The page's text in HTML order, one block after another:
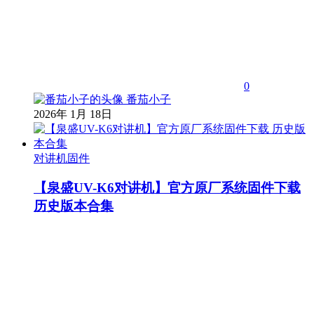
0
番茄小子
2026年 1月 18日
对讲机固件
【泉盛UV-K6对讲机】官方原厂系统固件下载
历史版本合集